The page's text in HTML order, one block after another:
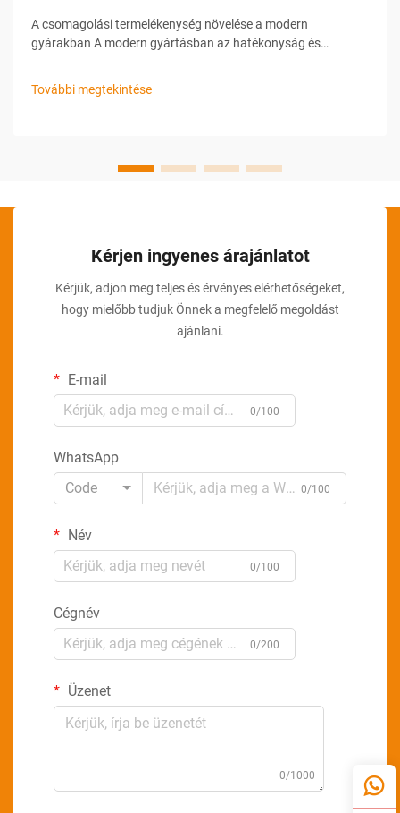
A csomagolási termelékenység növelése a modern
gyárakban A modern gyártásban az hatékonyság és
csomagolási folyamatban, különösen azokban az
További megtekintése
Kérjen ingyenes árajánlatot
Kérjük, adjon meg teljes és érvényes elérhetőségeket,
hogy mielőbb tudjuk Önnek a megfelelő megoldást
ajánlani.
E-mail
0/100
WhatsApp
Code
0/100
Név
0/100
Cégnév
0/200
Üzenet
0/1000